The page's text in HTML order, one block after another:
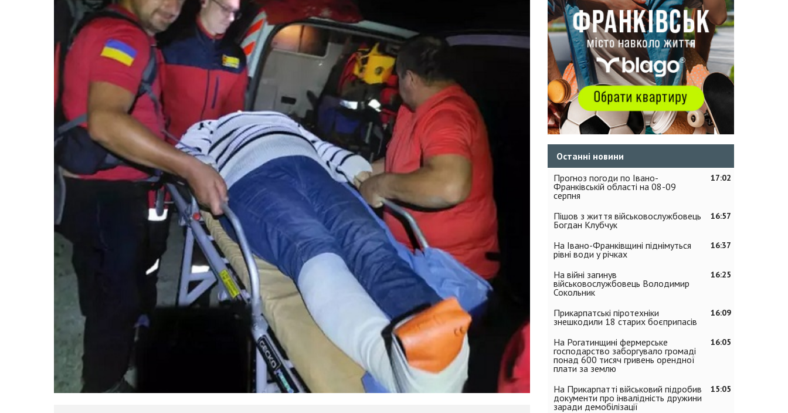
Останні новини
17:02
Прогноз погоди по Івано-
Франківській області на 08-09
серпня
16:57
Пішов з життя військовослужбовець
Богдан Клубчук
16:37
На Івано-Франківщині піднімуться
рівні води у річках
16:25
На війні загинув
військовослужбовець Володимир
Сокольник
16:09
Прикарпатські піротехніки
знешкодили 18 старих боєприпасів
16:05
На Рогатинщині фермерське
господарство заборгувало громаді
понад 600 тисяч гривень орендної
плати за землю
15:05
На Прикарпатті військовий підробив
документи про інвалідність дружини
заради демобілізації